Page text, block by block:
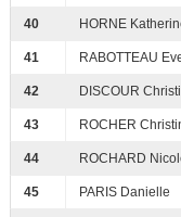
40 HORNE
41 RABOTTEAU
42 DISCOUR
43 ROCHER
44 ROCHARD
45 PARIS Danielle